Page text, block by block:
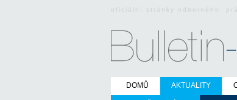
oficiální stránky odborného
DOMŮ AKTUALITY